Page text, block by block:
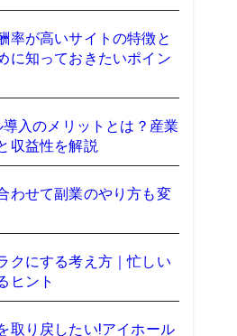
率が高いサイトの特徴と
に知っておきたいポイン
入のメリットとは？産業
収益性を解説
わせて副業のやり方も変
クにする考え方｜忙しい
ヒント
取り戻したい!アイホール